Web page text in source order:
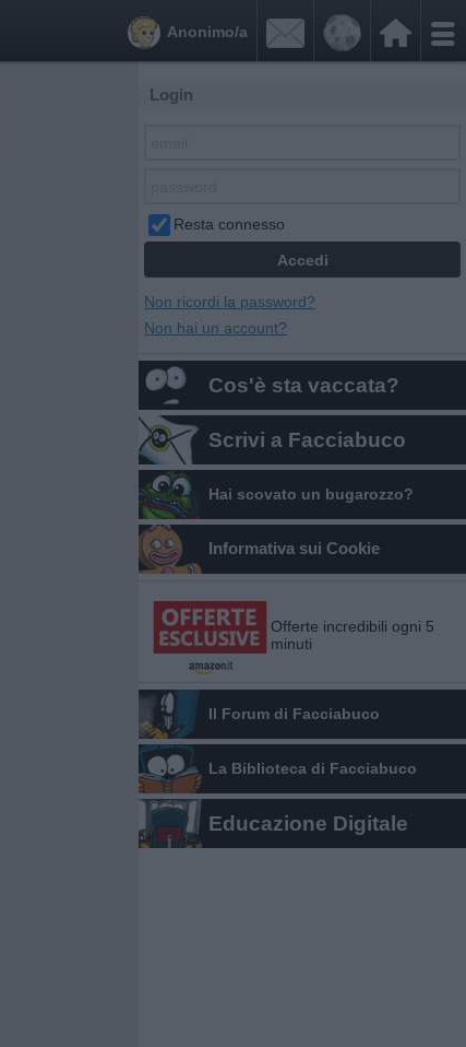


Anonimo/a
Login
Resta connesso
Non ricordi la password?
Non hai un account?
Cos'è sta vaccata?
Scrivi a Facciabuco
Hai scovato un bugarozzo?
Informativa sui Cookie
Offerte incredibili ogni 5
minuti
Il Forum di Facciabuco
La Biblioteca di Facciabuco
Educazione Digitale